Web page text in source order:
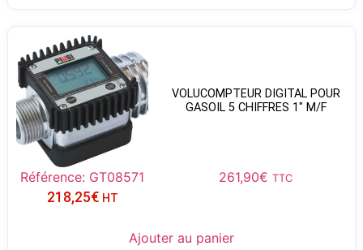
VOLUCOMPTEUR DIGITAL POUR
GASOIL 5 CHIFFRES 1″ M/F
Référence: GT08571 261,90€ TTC
218,25€ HT
Ajouter au panier